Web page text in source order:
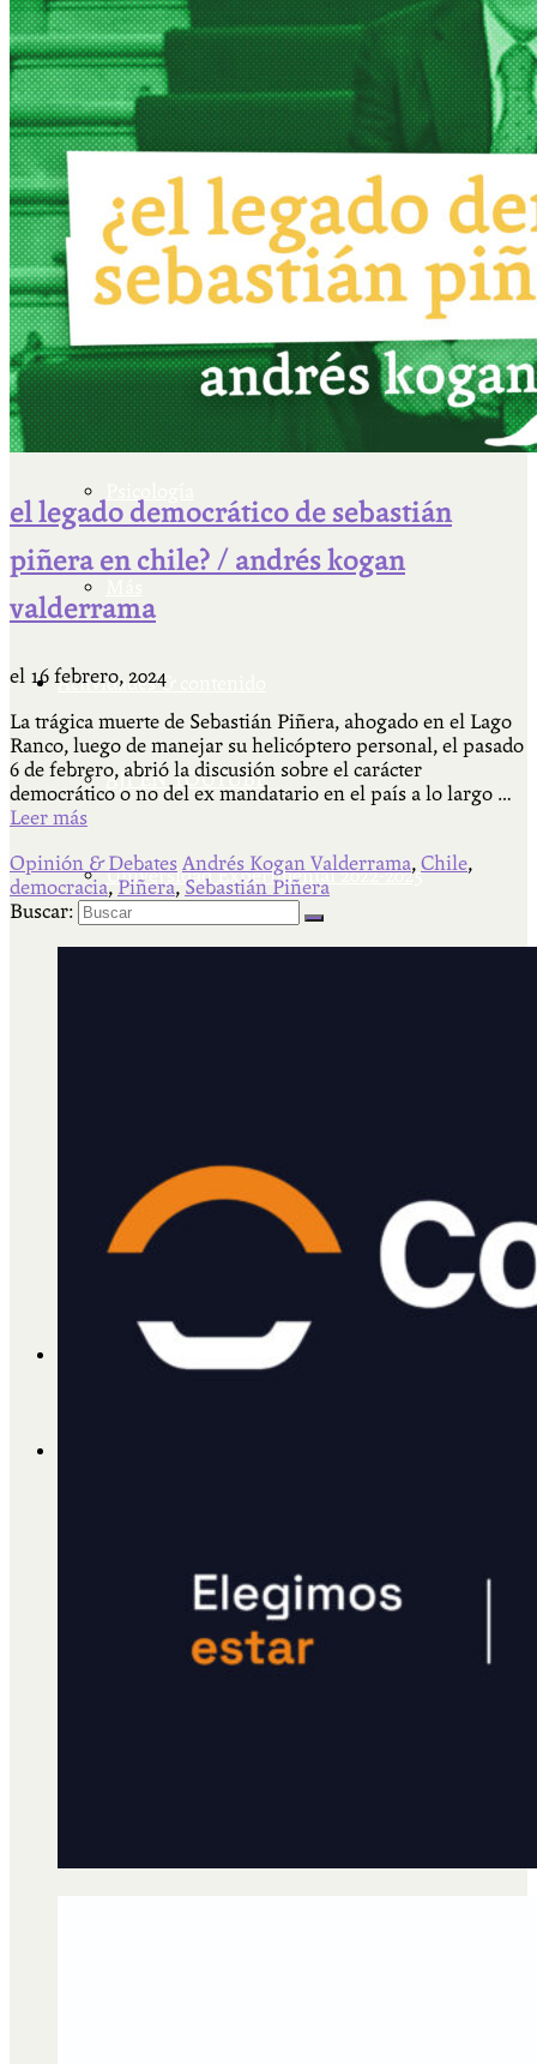
Escriben & participan
Actualidad y sociedad
Educación
Literatura
Filosofía
Actividades & contenido
AJÍ EN YOUTUBE
Universidad Experimental 2022-2025
Cátedra Bailable 2018
Más
Ají Ediciones
Qué es Ají
el legado democrático de sebastián
piñera en chile? / andrés kogan
valderrama
el 16 febrero, 2024
La trágica muerte de Sebastián Piñera, ahogado en el Lago
Ranco, luego de manejar su helicóptero personal, el pasado
6 de febrero, abrió la discusión sobre el carácter
democrático o no del ex mandatario en el país a lo largo …
Leer más
Opinión & Debates Andrés Kogan Valderrama, Chile,
democracia, Piñera, Sebastián Piñera
Buscar: